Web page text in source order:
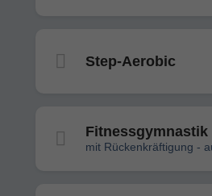
Step-Aerobic
Fitnessgymnastik
mit Rückenkräftigung -